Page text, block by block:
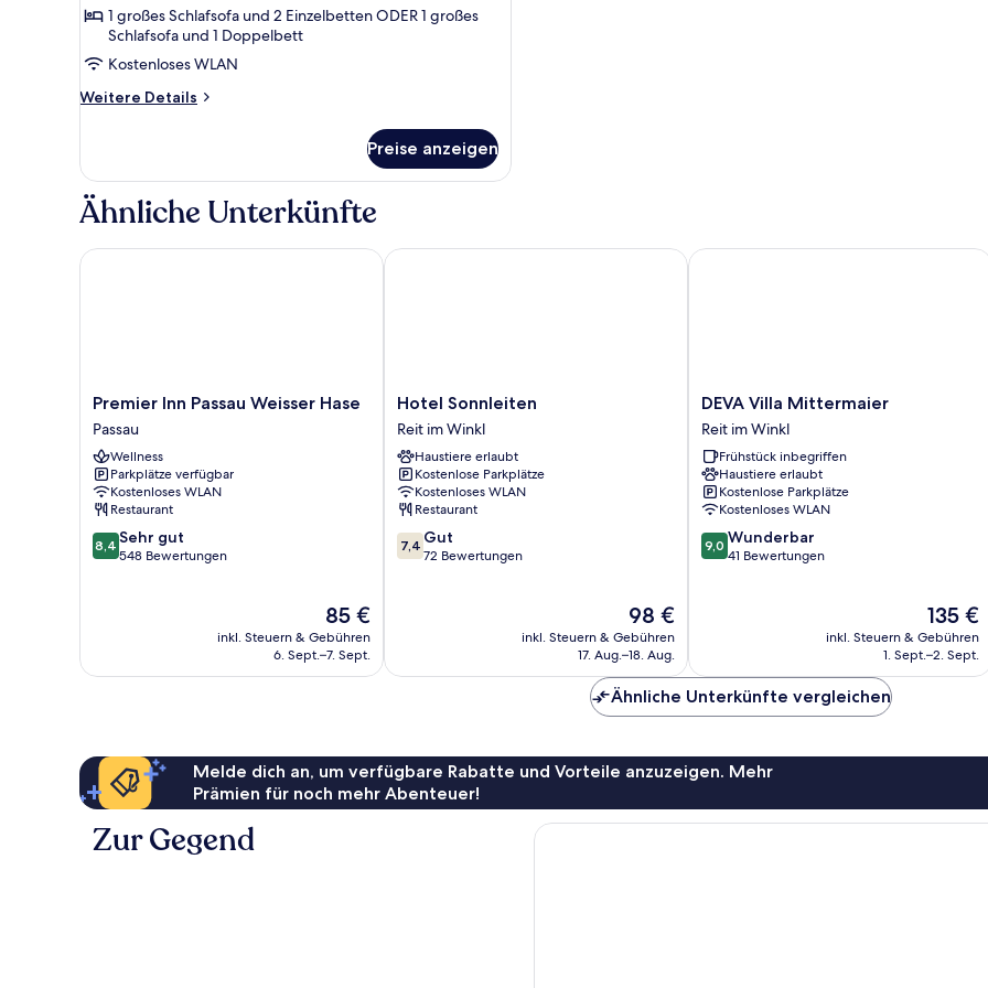
1 großes Schlafsofa und 2 Einzelbetten ODER 1 großes
Schlafsofa und 1 Doppelbett
Kostenloses WLAN
Weitere Details
Weitere
Apartment,
Balkon
Preise anzeigen
Ähnliche Unterkünfte
Premier
Inn
Passau
Weisser
Hase
Passau
Premier Inn Passau Weisser Hase
Passau
Wellness
Parkplätze verfügbar
Kostenloses WLAN
Restaurant
8.4
von
8,4 Sehr gut
548 Bewertungen
Der
Preis
beträgt
85 €
inkl. Steuern & Gebühren
6. Sept.–7. Sept.
Premier Inn Passau Weisser Hase
Hotel
Sonnleiten
Reit
im
Winkl
Hotel Sonnleiten
Reit im Winkl
Haustiere erlaubt
Kostenlose Parkplätze
Kostenloses WLAN
Restaurant
7.4
von
7,4 Gut
72 Bewertungen
Der
Preis
beträgt
98 €
inkl. Steuern & Gebühren
17. Aug.–18. Aug.
Hotel Sonnleiten
DEVA
Villa
Mittermaier
Reit
im
Winkl
DEVA Villa Mittermaier
Reit im Winkl
Frühstück inbegriffen
Haustiere erlaubt
Kostenlose Parkplätze
Kostenloses WLAN
9.0
von
9,0 Wunderbar
41 Bewertungen
Der
Preis
beträgt
135 €
inkl. Steuern & Gebühren
1. Sept.–2. Sept.
DEVA Villa Mittermaier
Ähnliche Unterkünfte vergleichen
Melde dich an, um verfügbare Rabatte und Vorteile anzuzeigen. Mehr
Prämien für noch mehr Abenteuer!
Zur Gegend